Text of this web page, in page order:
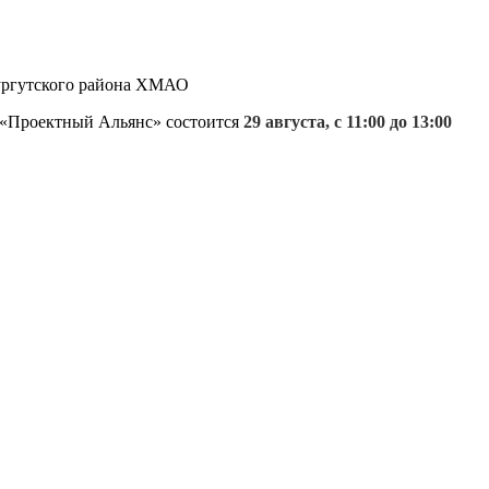
района ХМАО
Альянс» состоится 29 августа, с 11:00 до 13:00